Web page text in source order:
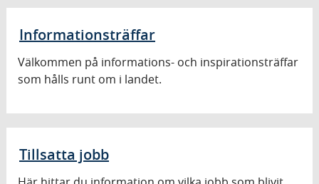
Informationsträffar
Välkommen på informations- och inspirationsträffar
som hålls runt om i landet.
Tillsatta jobb